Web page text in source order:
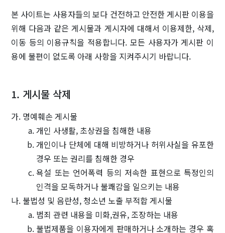
본 사이트는 사용자들의 보다 건전하고 안전한 게시판 이용을
위해 다음과 같은 게시물과 게시자에 대해서 이용제한, 삭제,
이동 등의 이용규칙을 적용합니다. 모든 사용자가 게시판 이
용에 불편이 없도록 아래 사항을 지켜주시기 바랍니다.
1. 게시물 삭제
가. 명예훼손 게시물
개인 사생활, 초상권을 침해한 내용
개인이나 단체에 대해 비방하거나 허위사실을 유포한
경우 또는 권리를 침해한 경우
욕설 또는 언어폭력 등의 저속한 표현으로 특정인의
인격을 모독하거나 불쾌감을 일으키는 내용
나. 불법성 및 음란성, 청소년 노출 부적합 게시물
범죄 관련 내용을 미화,권유, 조장하는 내용
불법제품을 이용자에게 판매하거나 소개하는 경우 혹